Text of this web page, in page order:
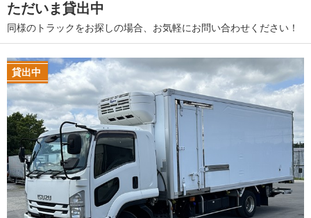
ただいま貸出中
同様のトラックをお探しの場合、お気軽にお問い合わせください！
貸出中